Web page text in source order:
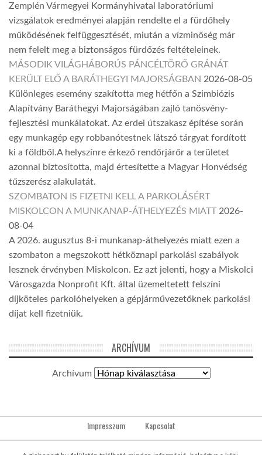
Zemplén Vármegyei Kormányhivatal laboratóriumi
vizsgálatok eredményei alapján rendelte el a fürdőhely
működésének felfüggesztését, miután a vízminőség már
nem felelt meg a biztonságos fürdőzés feltételeinek.
MÁSODIK VILÁGHÁBORÚS PÁNCÉLTÖRŐ GRÁNÁT
KERÜLT ELŐ A BARÁTHEGYI MAJORSÁGBAN 2026-08-05
Különleges esemény szakította meg hétfőn a Szimbiózis
Alapítvány Baráthegyi Majorságában zajló tanösvény-
fejlesztési munkálatokat. Az erdei útszakasz építése során
egy munkagép egy robbanótestnek látszó tárgyat fordított
ki a földből.A helyszínre érkező rendőrjárőr a területet
azonnal biztosította, majd értesítette a Magyar Honvédség
tűzszerész alakulatát.
SZOMBATON IS FIZETNI KELL A PARKOLÁSÉRT
MISKOLCON A MUNKANAP-ÁTHELYEZÉS MIATT 2026-
08-04
A 2026. augusztus 8-i munkanap-áthelyezés miatt ezen a
szombaton a megszokott hétköznapi parkolási szabályok
lesznek érvényben Miskolcon. Ez azt jelenti, hogy a Miskolci
Városgazda Nonprofit Kft. által üzemeltetett felszíni
díjköteles parkolóhelyeken a gépjárművezetőknek parkolási
díjat kell fizetniük.
ARCHÍVUM
Archívum
Impresszum Kapcsolat